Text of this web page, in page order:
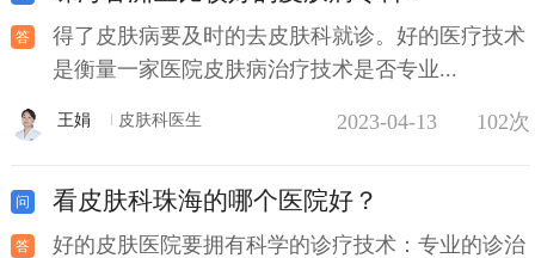
得了皮肤病要及时的去皮肤科就诊。好的医疗技术
是衡量一家医院皮肤病治疗技术是否专业...
王娟 皮肤科医生 2023-04-13 102次
看皮肤科珠海的哪个医院好？
好的皮肤医院要拥有科学的诊疗技术：专业的诊治